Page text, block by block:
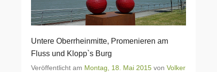
Untere Oberrheinmitte, Promenieren am
Fluss und Klopp`s Burg
Veröffentlicht am Montag, 18. Mai 2015 von Volker